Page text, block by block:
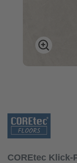
COREtec Klick-